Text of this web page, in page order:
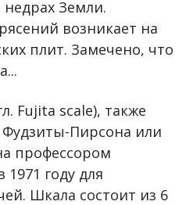
Земли.
возникает на
плит. Замечено, что
Fujita scale), также
Фудзиты-Пирсона или
профессором
году для
Шкала состоит из 6